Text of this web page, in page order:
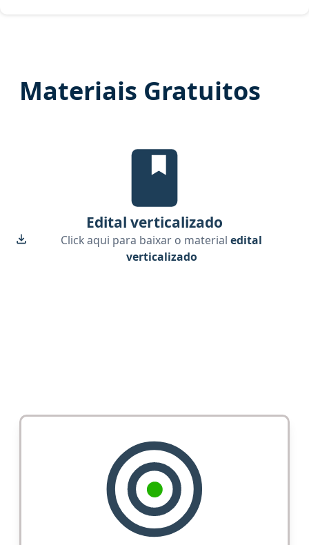
Materiais Gratuitos
Edital Verticalizado, material
Edital verticalizado
Click aqui para baixar o materialedital
verticalizado